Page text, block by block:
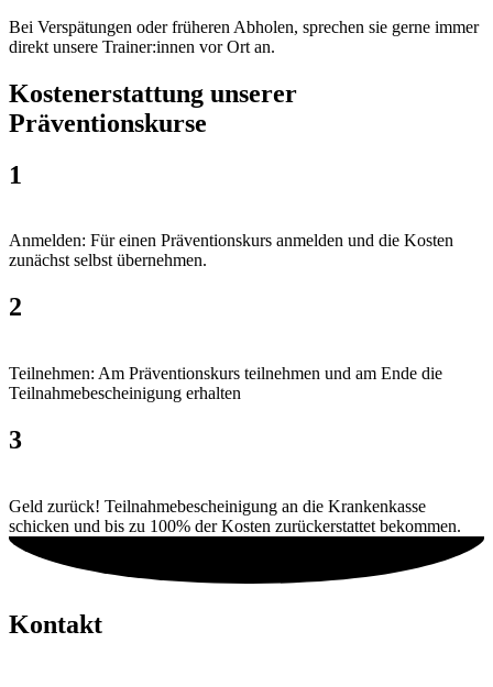
Bei Verspätungen oder früheren Abholen, sprechen sie gerne immer
direkt unsere Trainer:innen vor Ort an.
Kostenerstattung unserer
Präventionskurse
1
Anmelden: Für einen Präventionskurs anmelden und die Kosten
zunächst selbst übernehmen.
2
Teilnehmen: Am Präventionskurs teilnehmen und am Ende die
Teilnahmebescheinigung erhalten
3
Geld zurück! Teilnahmebescheinigung an die Krankenkasse
schicken und bis zu 100% der Kosten zurückerstattet bekommen.
Kontakt